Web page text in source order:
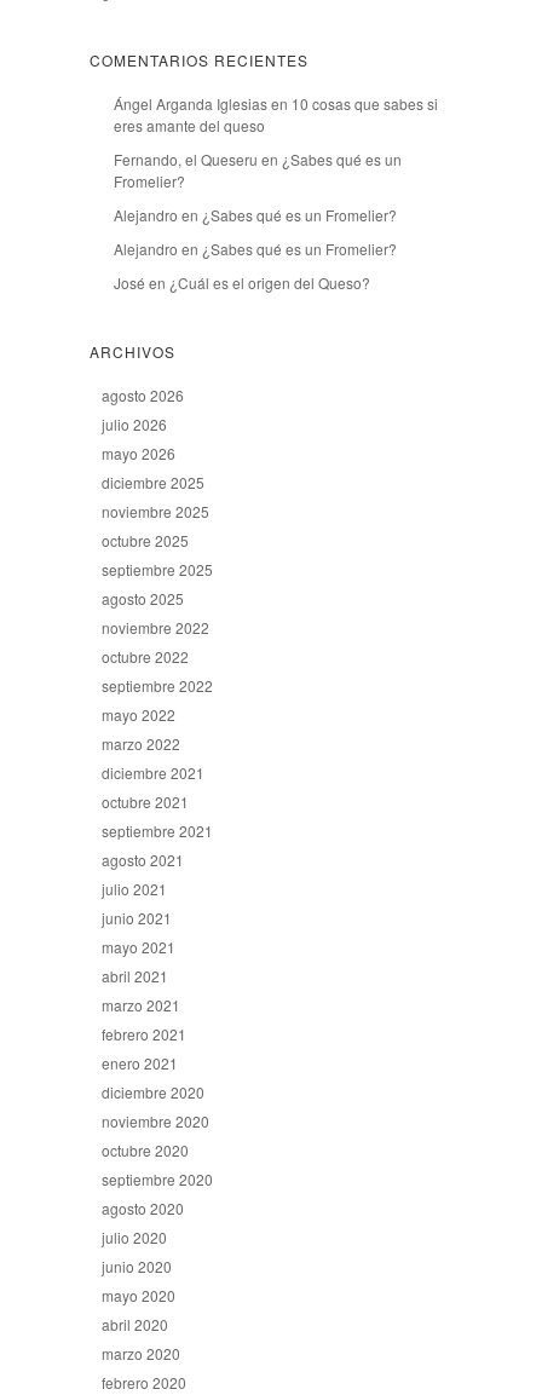
COMENTARIOS RECIENTES
Ángel Arganda Iglesiasen 10 cosas que sabes si
eres amante del queso
Fernando, el Queseru en ¿Sabes qué es un
Fromelier?
Alejandro en ¿Sabes qué es un Fromelier?
Alejandro en ¿Sabes qué es un Fromelier?
José en ¿Cuál es el origen del Queso?
ARCHIVOS
agosto 2026
julio 2026
mayo 2026
diciembre 2025
noviembre 2025
octubre 2025
septiembre 2025
agosto 2025
noviembre 2022
octubre 2022
septiembre 2022
mayo 2022
marzo 2022
diciembre 2021
octubre 2021
septiembre 2021
agosto 2021
julio 2021
junio 2021
mayo 2021
abril 2021
marzo 2021
febrero 2021
enero 2021
diciembre 2020
noviembre 2020
octubre 2020
septiembre 2020
agosto 2020
julio 2020
junio 2020
mayo 2020
abril 2020
marzo 2020
febrero 2020